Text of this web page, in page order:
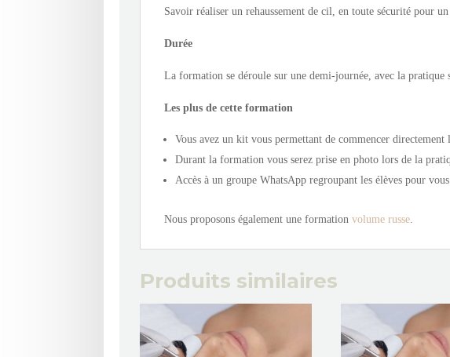
Savoir réaliser un rehaussement de cil, en toute sécurité pour
Durée
La formation se déroule sur une demi-journée, avec la pratique
Les plus de cette formation
Vous avez un kit vous permettant de commencer directement
Durant la formation vous serez prise en photo lors de la
Accès à un groupe WhatsApp regroupant les élèves pour
Nous proposons également une formation volume russe
Produits similaires